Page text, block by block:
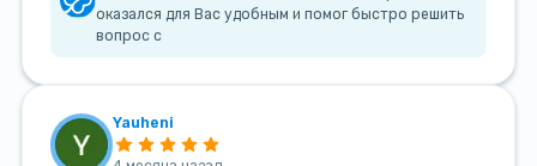
оказался для Вас удобным и помог быстро решить
вопрос с
Yauheni